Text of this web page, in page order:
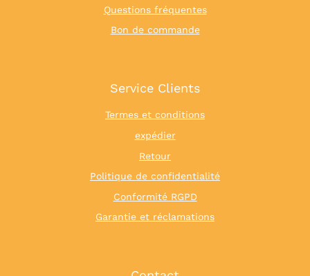
Questions fréquentes
Bon de commande
Service Clients
Termes et conditions
expédier
Retour
Politique de confidentialité
Conformité RGPD
Garantie et réclamations